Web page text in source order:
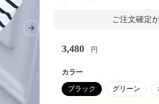
Next slide
ご注文確定
3,480 円
カラー
ブラック グリーン